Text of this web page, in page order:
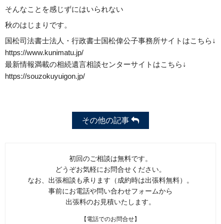
そんなことを感じずにはいられない
秋のはじまりです。
国松司法書士法人・行政書士国松偉公子事務所サイトはこちら↓
https://www.kunimatu.jp/
最新情報満載の相続遺言相談センターサイトはこちら↓
https://souzokuyuigon.jp/
その他の記事
初回のご相談は無料です。
どうぞお気軽にお問合せください。
なお、出張相談も承ります（成約時は出張料無料）。
事前にお電話や問い合わせフォームから
出張料のお見積いたします。
【電話でのお問合せ】